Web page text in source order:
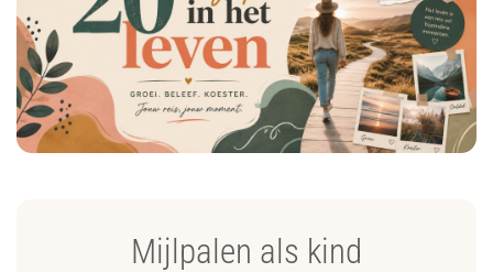
Mijlpalen als kind